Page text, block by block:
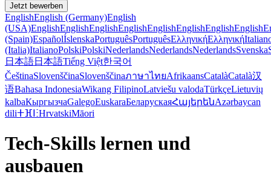
Jetzt bewerben
EnglishEnglish (Germany)English
(USA)EnglishEnglishEnglishEnglishEnglishEnglishEnglishEnglish
(Spain)EspañolÍslenskaPortuguêsPortuguêsΕλληνικήΕλληνική
(Italia)ItalianoPolskiPolskiNederlandsNederlandsNederlandsSvenska
日本語日本語Tiếng Việt한국어
ČeštinaSlovenščinaSlovenščinaภาษาไทยAfrikaansCatalàCatalà汉
语Bahasa IndonesiaWikang FilipinoLatviešu valodaTürkçeLietuvių
kalbaКыргызчаGalegoEuskaraБеларускаяՀայերենAzərbaycan
diliⵜⴼⵏⵗHrvatskiMāori
Tech-Skills lernen und
ausbauen